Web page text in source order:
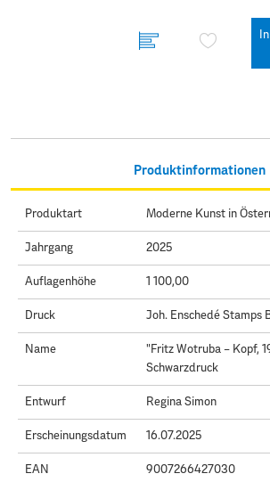
Produktinformationen
Produktart Moderne Kunst in
Jahrgang 2025
Auflagenhöhe 1 100,00
Druck Joh. Enschedé Stamps
Name
"Fritz Wotruba – Kopf,
Schwarzdruck
Entwurf Regina Simon
Erscheinungsdatum 16.07.2025
EAN 9007266427030